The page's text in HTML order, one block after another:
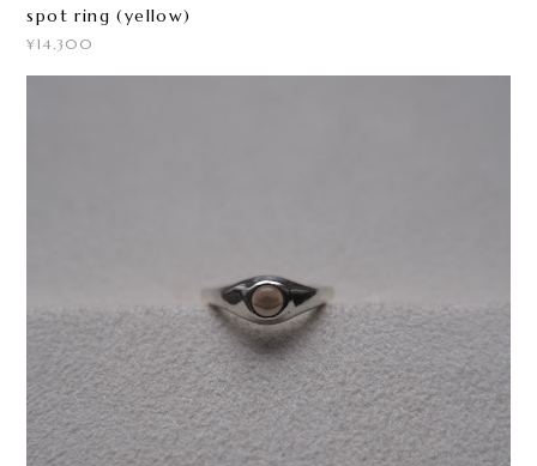
spot ring (yellow)
¥14,300